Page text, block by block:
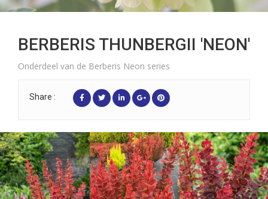
BERBERIS THUNBERGII 'NEON'
Onderdeel van de Berberis Neon series
Share :